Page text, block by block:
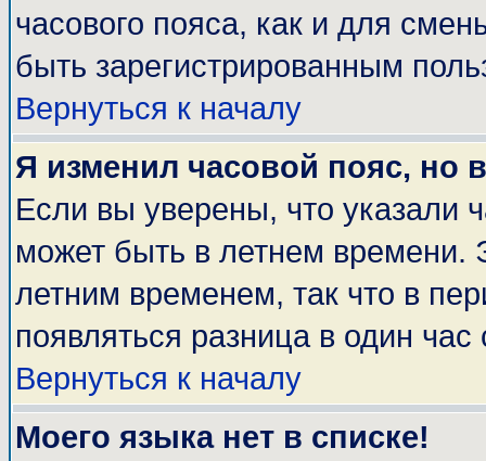
часового пояса, как и для
быть зарегистрированным
Вернуться к началу
Я изменил часовой пояс, но
Если вы уверены, что указали
может быть в летнем времени.
летним временем, так что в
появляться разница в один
Вернуться к началу
Моего языка нет в списке!